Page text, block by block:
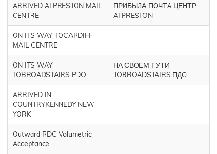
ARRIVED ATPRESTON MAIL
CENTRE
ПРИБЫЛА ПОЧТА ЦЕНТР
ATPRESTON
ON ITS WAY TOCARDIFF
MAIL CENTRE
ON ITS WAY
TOBROADSTAIRS PDO
НА СВОЕМ ПУТИ
TOBROADSTAIRS ПДО
ARRIVED IN
COUNTRYKENNEDY NEW
YORK
Outward RDC Volumetric
Acceptance